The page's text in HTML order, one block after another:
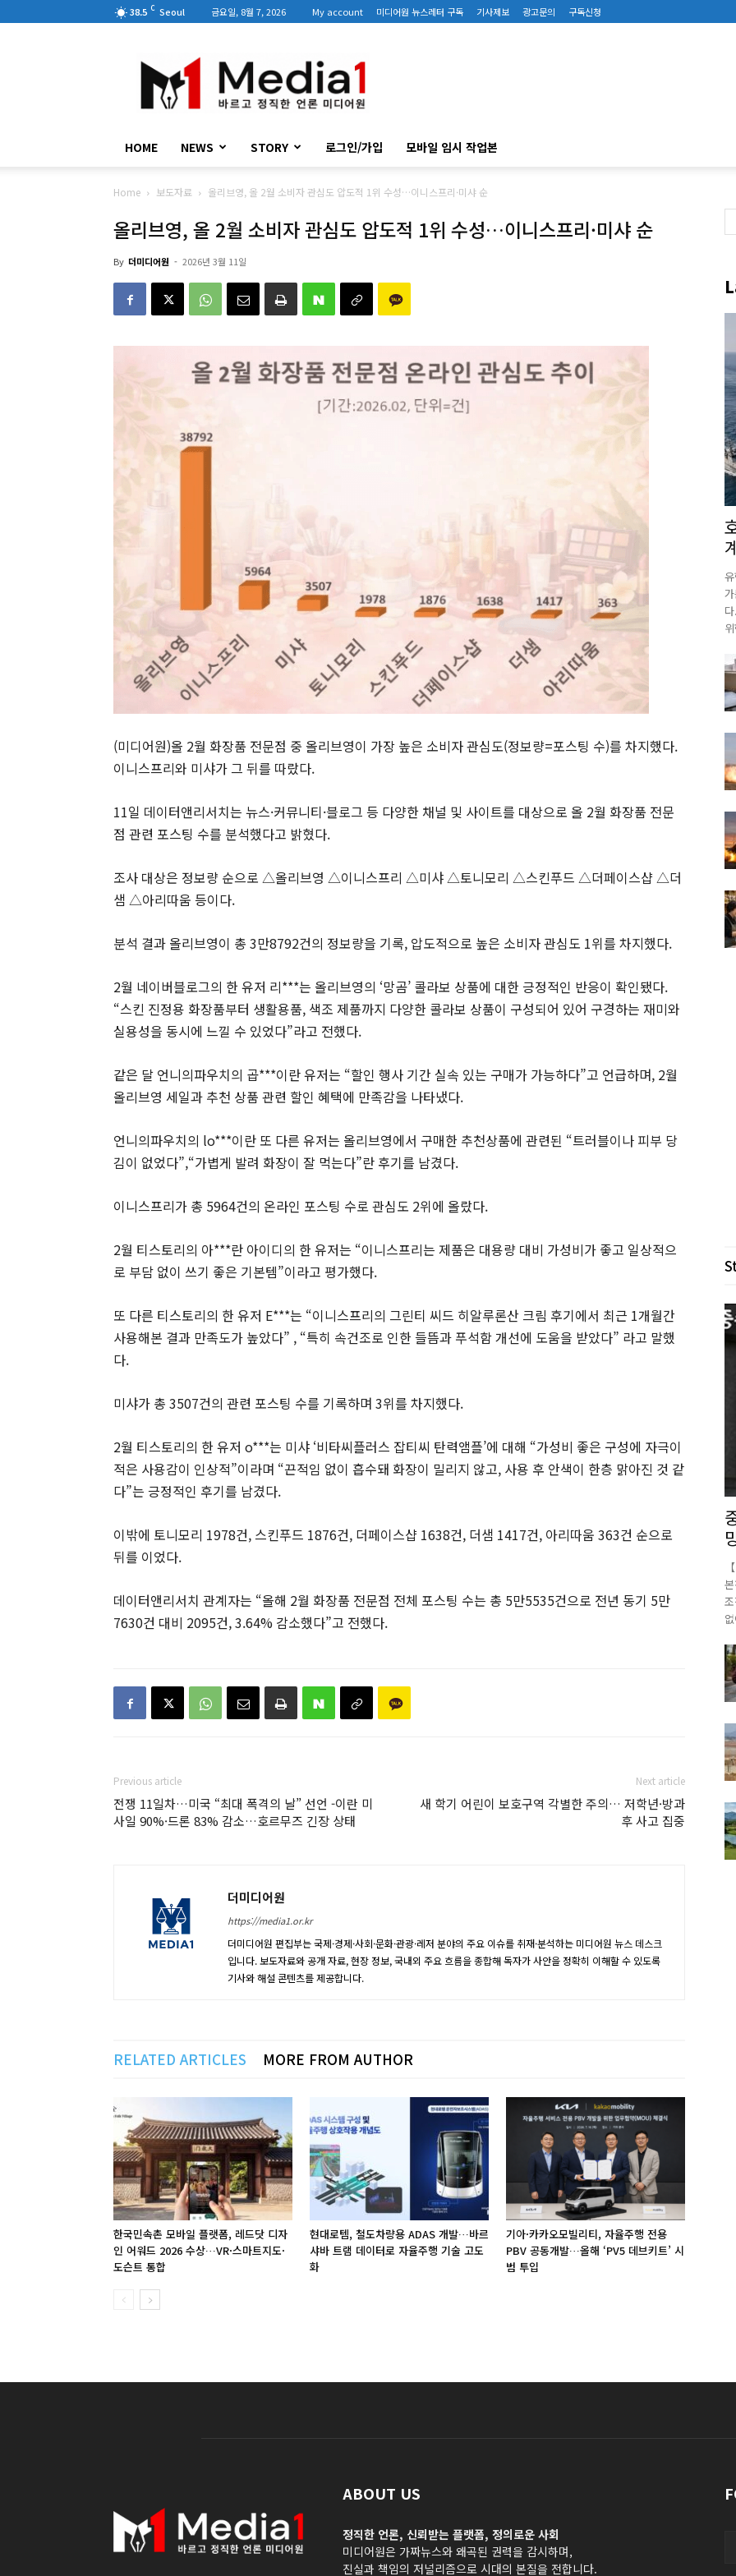
38.5 C Seoul 금요일, 8월 7, 2026 My account 미디어원 뉴스레터 구독 기사제보 광고문의 구독신청
디
어
원
HOME NEWS STORY 로그인/가입 모바일 임시 작업본
Home 보도자료 올리브영, 올 2월 소비자 관심도 압도적 1위 수성…이니스프리·미샤 순
올리브영, 올 2월 소비자 관심도 압도적 1위 수성…이니스프리·미샤 순
By 더미디어원 - 2026년 3월 11일
(미디어원)올 2월 화장품 전문점 중 올리브영이 가장 높은 소비자 관심도(정보량=포스팅 수)를 차지했다.
이니스프리와 미샤가 그 뒤를 따랐다.
11일 데이터앤리서치는 뉴스·커뮤니티·블로그 등 다양한 채널 및 사이트를 대상으로 올 2월 화장품 전문
점 관련 포스팅 수를 분석했다고 밝혔다.
조사 대상은 정보량 순으로 △올리브영 △이니스프리 △미샤 △토니모리 △스킨푸드 △더페이스샵 △더
샘 △아리따움 등이다.
분석 결과 올리브영이 총 3만8792건의 정보량을 기록, 압도적으로 높은 소비자 관심도 1위를 차지했다.
2월 네이버블로그의 한 유저 리***는 올리브영의 ‘망곰’ 콜라보 상품에 대한 긍정적인 반응이 확인됐다.
“스킨 진정용 화장품부터 생활용품, 색조 제품까지 다양한 콜라보 상품이 구성되어 있어 구경하는 재미와
실용성을 동시에 느낄 수 있었다”라고 전했다.
같은 달 언니의파우치의 곱***이란 유저는 “할인 행사 기간 실속 있는 구매가 가능하다”고 언급하며, 2월
올리브영 세일과 추천 상품 관련 할인 혜택에 만족감을 나타냈다.
언니의파우치의 lo***이란 또 다른 유저는 올리브영에서 구매한 추천상품에 관련된 “트러블이나 피부 당
김이 없었다”,“가볍게 발려 화장이 잘 먹는다”란 후기를 남겼다.
이니스프리가 총 5964건의 온라인 포스팅 수로 관심도 2위에 올랐다.
2월 티스토리의 아***란 아이디의 한 유저는 “이니스프리는 제품은 대용량 대비 가성비가 좋고 일상적으
로 부담 없이 쓰기 좋은 기본템”이라고 평가했다.
또 다른 티스토리의 한 유저 E***는 “이니스프리의 그린티 씨드 히알루론산 크림 후기에서 최근 1개월간
사용해본 결과 만족도가 높았다” , “특히 속건조로 인한 들뜸과 푸석함 개선에 도움을 받았다” 라고 말했
다.
미샤가 총 3507건의 관련 포스팅 수를 기록하며 3위를 차지했다.
2월 티스토리의 한 유저 o***는 미샤 ‘비타씨플러스 잡티씨 탄력앰플’에 대해 “가성비 좋은 구성에 자극이
적은 사용감이 인상적”이라며 “끈적임 없이 흡수돼 화장이 밀리지 않고, 사용 후 안색이 한층 맑아진 것 같
다”는 긍정적인 후기를 남겼다.
이밖에 토니모리 1978건, 스킨푸드 1876건, 더페이스샵 1638건, 더샘 1417건, 아리따움 363건 순으로
뒤를 이었다.
데이터앤리서치 관계자는 “올해 2월 화장품 전문점 전체 포스팅 수는 총 5만5535건으로 전년 동기 5만
7630건 대비 2095건, 3.64% 감소했다”고 전했다.
Previous article
전쟁 11일차…미국 “최대 폭격의 날” 선언 -이란 미
사일 90%·드론 83% 감소…호르무즈 긴장 상태
Next article
새 학기 어린이 보호구역 각별한 주의… 저학년·방과
후 사고 집중
더미디어원
https://media1.or.kr
더미디어원 편집부는 국제·경제·사회·문화·관광·레저 분야의 주요 이슈를 취재·분석하는 미디어원 뉴스 데스크
입니다. 보도자료와 공개 자료, 현장 정보, 국내외 주요 흐름을 종합해 독자가 사안을 정확히 이해할 수 있도록
기사와 해설 콘텐츠를 제공합니다.
RELATED ARTICLES MORE FROM AUTHOR
한국민속촌 모바일 플랫폼, 레드닷 디자
인 어워드 2026 수상…VR·스마트지도·
도슨트 통합
현대로템, 철도차량용 ADAS 개발…바르
샤바 트램 데이터로 자율주행 기술 고도
화
기아·카카오모빌리티, 자율주행 전용
PBV 공동개발…올해 ‘PV5 데브키트’ 시
범 투입
ABOUT US
정직한 언론, 신뢰받는 플랫폼, 정의로운 사회
미디어원은 가짜뉴스와 왜곡된 권력을 감시하며,
진실과 책임의 저널리즘으로 시대의 본질을 전합니다.